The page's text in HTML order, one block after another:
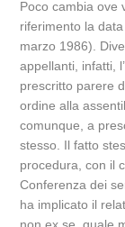
Poco cambia ove
riferimento la
marzo 1986).
appellanti, infatti,
prescritto parere
ordine alla
comunque, a
stesso. Il fatto
procedura, con il
Conferenza dei
ha implicato il